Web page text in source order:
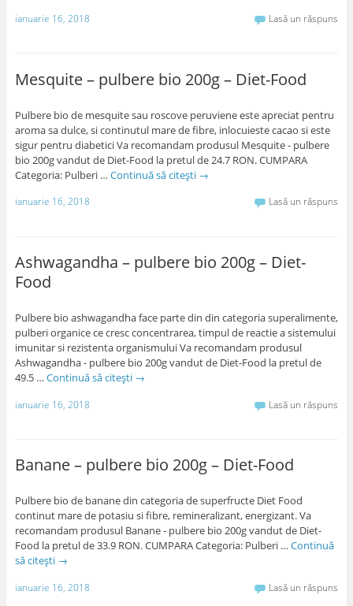
ianuarie 16, 2018 Lasă un răspuns
Mesquite – pulbere bio 200g – Diet-Food
Pulbere bio de mesquite sau roscove peruviene este apreciat pentru
aroma sa dulce, si continutul mare de fibre, inlocuieste cacao si este
sigur pentru diabetici Va recomandam produsul Mesquite - pulbere
bio 200g vandut de Diet-Food la pretul de 24.7 RON. CUMPARA
Categoria: Pulberi … Continuă să citești →
ianuarie 16, 2018 Lasă un răspuns
Ashwagandha – pulbere bio 200g – Diet-
Food
Pulbere bio ashwagandha face parte din din categoria superalimente,
pulberi organice ce cresc concentrarea, timpul de reactie a sistemului
imunitar si rezistenta organismului Va recomandam produsul
Ashwagandha - pulbere bio 200g vandut de Diet-Food la pretul de
49.5 … Continuă să citești →
ianuarie 16, 2018 Lasă un răspuns
Banane – pulbere bio 200g – Diet-Food
Pulbere bio de banane din categoria de superfructe Diet Food
continut mare de potasiu si fibre, remineralizant, energizant. Va
recomandam produsul Banane - pulbere bio 200g vandut de Diet-
Food la pretul de 33.9 RON. CUMPARA Categoria: Pulberi … Continuă
să citești →
ianuarie 16, 2018 Lasă un răspuns